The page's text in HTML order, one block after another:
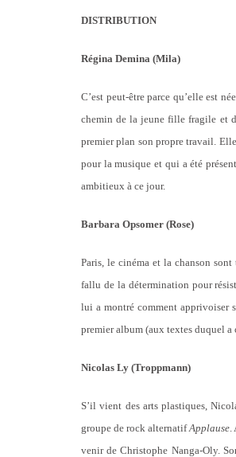
DISTRIBUTION
Régina Demina (Mila)
C’est peut-être parce qu’elle est
chemin de la jeune fille fragile et
premier plan son propre travail.
pour la musique et qui a été
ambitieux à ce jour.
Barbara Opsomer (Rose)
Paris, le cinéma et la chanson
fallu de la détermination pour
lui a montré comment apprivoiser
premier album (aux textes duquel a
Nicolas Ly (Troppmann)
S’il vient des arts plastiques,
groupe de rock alternatifApplause
venir de Christophe Nanga-Oly.